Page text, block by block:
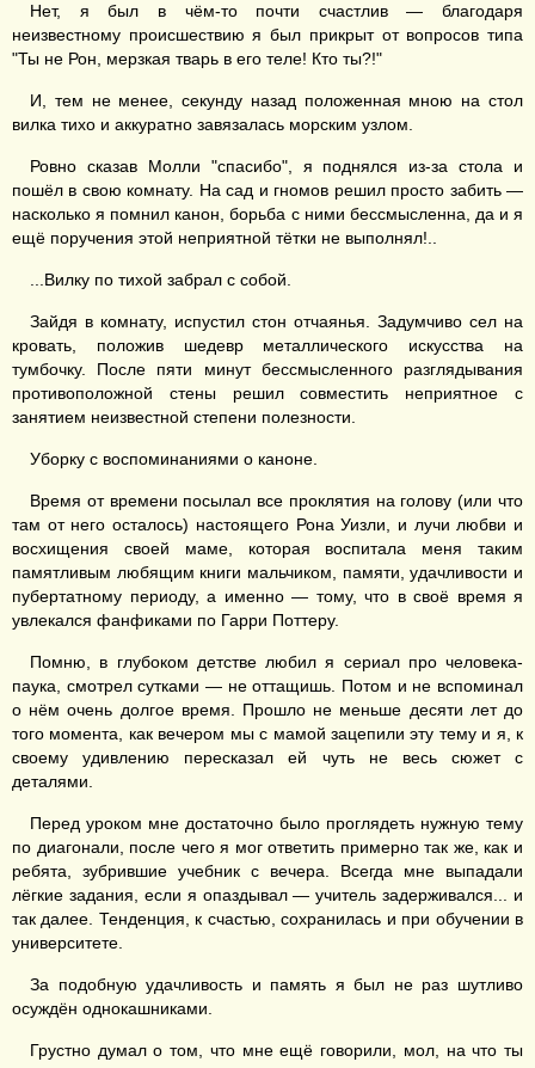
Нет, я был в чём-то почти счастлив — благодаря
неизвестному происшествию я был прикрыт от вопросов типа
"Ты не Рон, мерзкая тварь в его теле! Кто ты?!"
И, тем не менее, секунду назад положенная мною на стол
вилка тихо и аккуратно завязалась морским узлом.
Ровно сказав Молли "спасибо", я поднялся из-за стола и
пошёл в свою комнату. На сад и гномов решил просто забить —
насколько я помнил канон, борьба с ними бессмысленна, да и я
ещё поручения этой неприятной тётки не выполнял!..
...Вилку по тихой забрал с собой.
Зайдя в комнату, испустил стон отчаянья. Задумчиво сел на
кровать, положив шедевр металлического искусства на
тумбочку. После пяти минут бессмысленного разглядывания
противоположной стены решил совместить неприятное с
занятием неизвестной степени полезности.
Уборку с воспоминаниями о каноне.
Время от времени посылал все проклятия на голову (или что
там от него осталось) настоящего Рона Уизли, и лучи любви и
восхищения своей маме, которая воспитала меня таким
памятливым любящим книги мальчиком, памяти, удачливости и
пубертатному периоду, а именно — тому, что в своё время я
увлекался фанфиками по Гарри Поттеру.
Помню, в глубоком детстве любил я сериал про человека-
паука, смотрел сутками — не оттащишь. Потом и не вспоминал
о нём очень долгое время. Прошло не меньше десяти лет до
того момента, как вечером мы с мамой зацепили эту тему и я, к
своему удивлению пересказал ей чуть не весь сюжет с
деталями.
Перед уроком мне достаточно было проглядеть нужную тему
по диагонали, после чего я мог ответить примерно так же, как и
ребята, зубрившие учебник с вечера. Всегда мне выпадали
лёгкие задания, если я опаздывал — учитель задерживался... и
так далее. Тенденция, к счастью, сохранилась и при обучении в
университете.
За подобную удачливость и память я был не раз шутливо
осуждён однокашниками.
Грустно думал о том, что мне ещё говорили, мол, на что ты